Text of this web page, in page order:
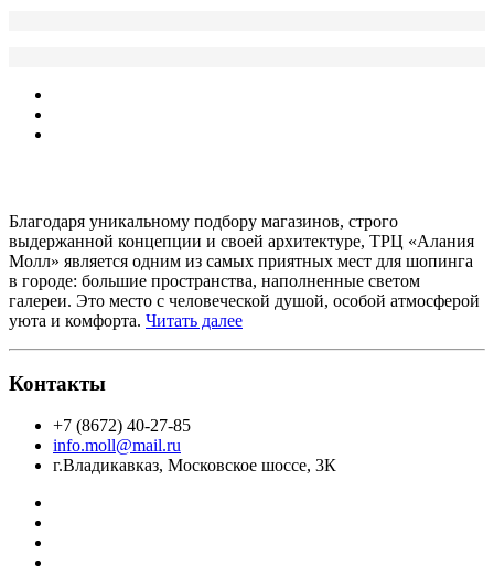
Благодаря уникальному подбору магазинов, строго
выдержанной концепции и своей архитектуре, ТРЦ «Алания
Молл» является одним из самых приятных мест для шопинга
в городе: большие пространства, наполненные светом
галереи. Это место с человеческой душой, особой атмосферой
уюта и комфорта. Читать далее
Контакты
+7 (8672) 40-27-85
info.moll@mail.ru
г.Владикавказ, Московское шоссе, 3К